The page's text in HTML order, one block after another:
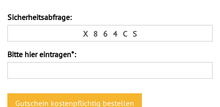
Sicherheitsabfrage:
X 8 C S
4
6
Bitte hier eintragen*: